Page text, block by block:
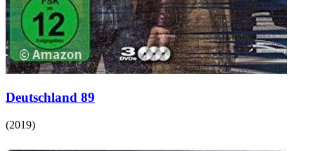
Deutschland 89
(2019)